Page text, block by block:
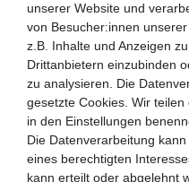
unserer Website und
von Besucher:innen
z.B. Inhalte und Anzeigen
Drittanbietern einzubinden
zu analysieren. Die
gesetzte Cookies. Wir
in den Einstellungen
Die Datenverarbeitung
eines berechtigten
kann erteilt oder abgelehnt